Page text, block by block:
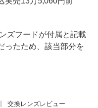
ズフードが付属と記載
ったため、該当部分を
交換レンズレビュー